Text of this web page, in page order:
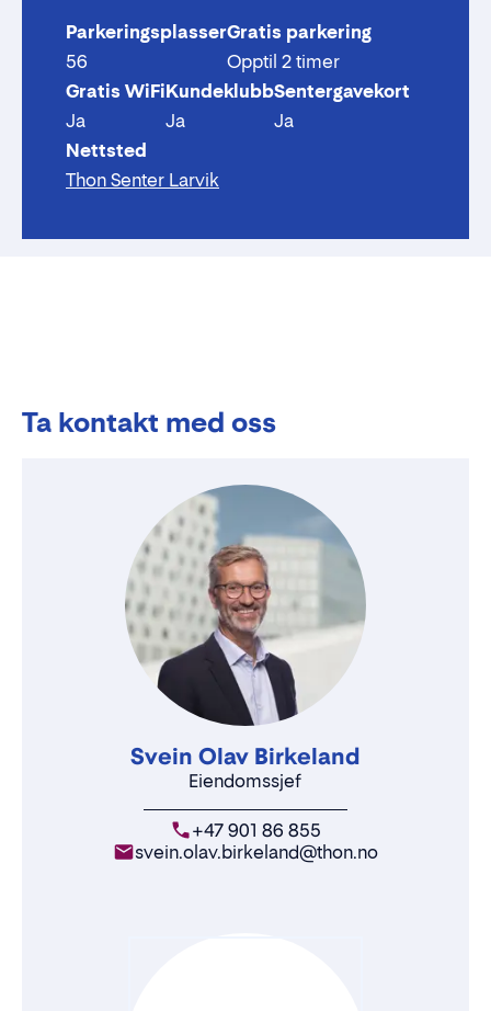
Parkeringsplasser
56
Gratis parkering
Opptil 2 timer
Gratis WiFi
Ja
Kundeklubb
Ja
Sentergavekort
Ja
Nettsted
Thon Senter Larvik
Ta kontakt med oss
Svein Olav Birkeland
Eiendomssjef
+47 901 86 855
svein.olav.birkeland@thon.no